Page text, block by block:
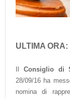
ULTIMA ORA:
Consiglio di
28/09/16 ha
nomina di